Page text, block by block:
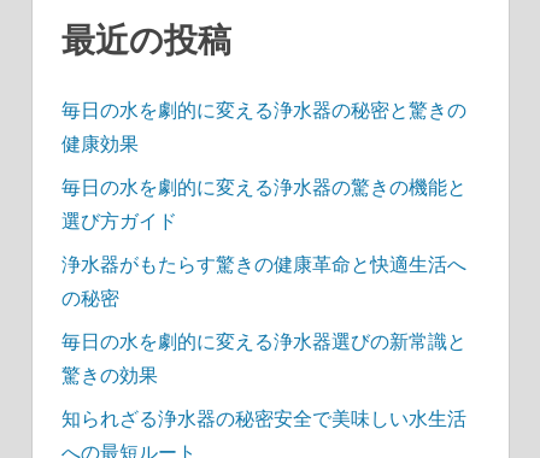
送最近の投稿
毎日の水を劇的に変える浄水器の秘密と驚きの
健康効果
毎日の水を劇的に変える浄水器の驚きの機能と
選び方ガイド
浄水器がもたらす驚きの健康革命と快適生活へ
の秘密
毎日の水を劇的に変える浄水器選びの新常識と
驚きの効果
知られざる浄水器の秘密安全で美味しい水生活
への最短ルート